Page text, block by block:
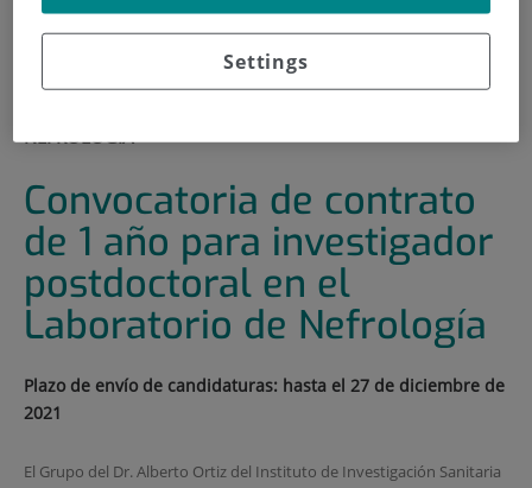
DE TITULADO SUPERIOR COMO COORDINADOR DE
CALIDAD
CONVOCATORIA DE CONTRATO DE 1 AÑO PARA
NEFROLOGÍA
Convocatoria de contrato
de 1 año para investigador
postdoctoral en el
Laboratorio de Nefrología
Plazo de envío de candidaturas: hasta el 27 de diciembre de
2021
El Grupo del Dr. Alberto Ortiz del Instituto de Investigación Sanitaria
Settings